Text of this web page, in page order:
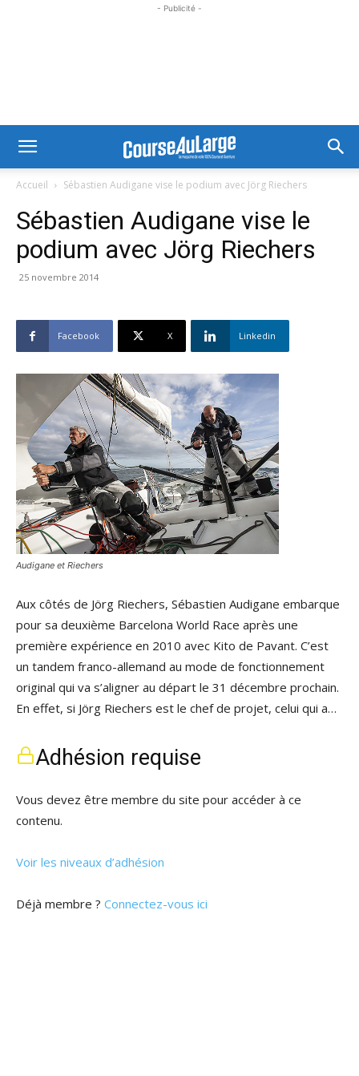
- Publicité -
Accueil Sébastien Audigane vise le podium avec Jörg Riechers
Sébastien Audigane vise le
podium avec Jörg Riechers
25 novembre 2014
Facebook X Linkedin
Audigane et Riechers
Aux côtés de Jörg Riechers, Sébastien Audigane embarque
pour sa deuxième Barcelona World Race après une
première expérience en 2010 avec Kito de Pavant. C’est
un tandem franco-allemand au mode de fonctionnement
original qui va s’aligner au départ le 31 décembre prochain.
En effet, si Jörg Riechers est le chef de projet, celui qui a…
Adhésion requise
Vous devez être membre du site pour accéder à ce
contenu.
Voir les niveaux d’adhésion
Déjà membre ? Connectez-vous ici